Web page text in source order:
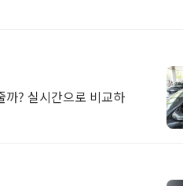
까? 실시간으로 비교하